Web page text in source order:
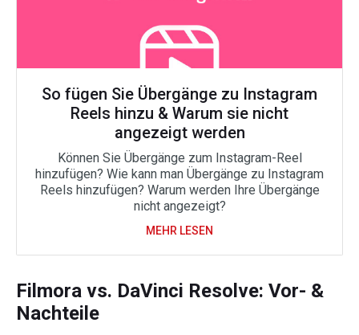
So fügen Sie Übergänge zu Instagram
Reels hinzu & Warum sie nicht
angezeigt werden
Können Sie Übergänge zum Instagram-Reel
hinzufügen? Wie kann man Übergänge zu Instagram
Reels hinzufügen? Warum werden Ihre Übergänge
nicht angezeigt?
MEHR LESEN
Filmora vs. DaVinci Resolve: Vor- &
Nachteile